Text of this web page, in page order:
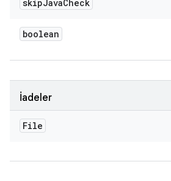
skipJavaCheck
boolean
İadeler
File